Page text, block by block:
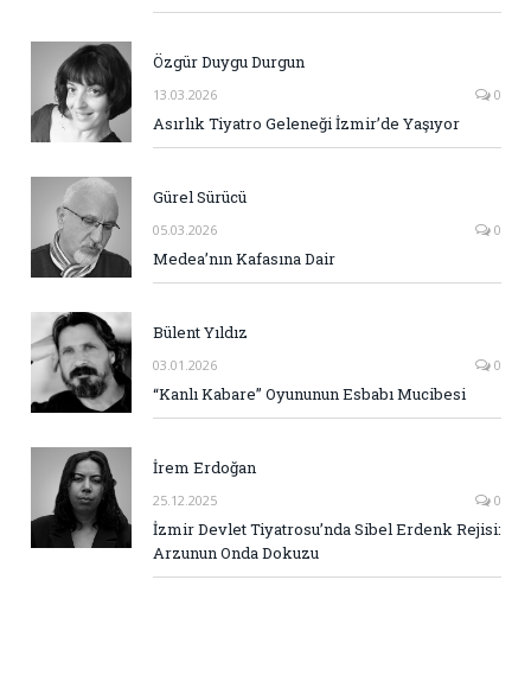
Özgür Duygu Durgun
13.03.2026 0
Asırlık Tiyatro Geleneği İzmir’de Yaşıyor
Gürel Sürücü
05.03.2026 0
Medea’nın Kafasına Dair
Bülent Yıldız
03.01.2026 0
“Kanlı Kabare” Oyununun Esbabı Mucibesi
İrem Erdoğan
25.12.2025 0
İzmir Devlet Tiyatrosu’nda Sibel Erdenk Rejisi:
Arzunun Onda Dokuzu